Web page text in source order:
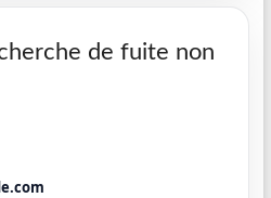
de fuite non